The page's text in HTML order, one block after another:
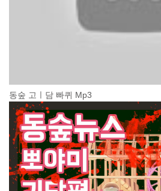
동숲 고ㅣ담 빠퀴 Mp3